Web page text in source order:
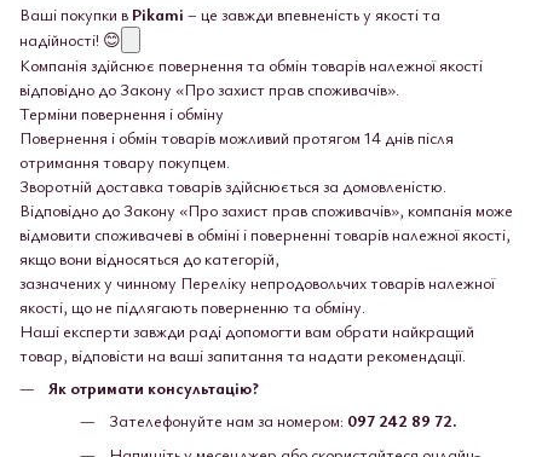
Ваші покупки в Pikami – це завжди впевненість у якості та
надійності! 😊
Компанія здійснює повернення та обмін товарів належної якості
відповідно до Закону «Про захист прав споживачів».
Терміни повернення і обміну
Повернення і обмін товарів можливий протягом 14 днів після
отримання товару покупцем.
Зворотній доставка товарів здійснюється за домовленістю.
Відповідно до Закону «Про захист прав споживачів», компанія може
відмовити споживачеві в обміні і поверненні товарів належної якості,
якщо вони відносяться до категорій,
зазначених у чинному Переліку непродовольчих товарів належної
якості, що не підлягають поверненню та обміну.
Наші експерти завжди раді допомогти вам обрати найкращий
товар, відповісти на ваші запитання та надати рекомендації.
Як отримати консультацію?
Зателефонуйте нам за номером: 097 242 89 72.